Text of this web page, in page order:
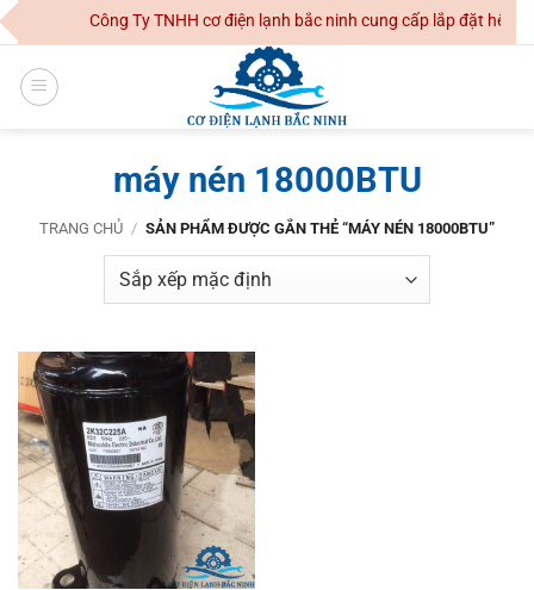
Skip
to
content
Công Ty TNHH cơ điện lạnh bắc ninh cung cấp lắp đặt hệ
máy nén 18000BTU
TRANG CHỦ / SẢN PHẨM ĐƯỢC GẮN THẺ “MÁY NÉN 18000BTU”